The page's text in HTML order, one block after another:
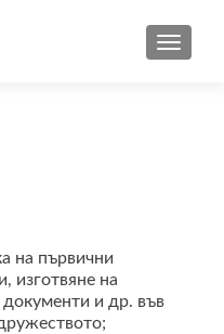
на първични
изготвяне на
и др. във